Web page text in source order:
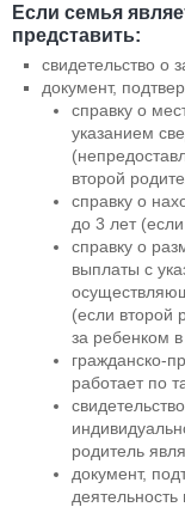
Если семья
представить:
свидетельство о
документ,
справку о
указанием
второй
справку о
до 3 лет
справку о
выплаты с
(если второй
за ребенком
гражданско-
работает по
родитель
документ,